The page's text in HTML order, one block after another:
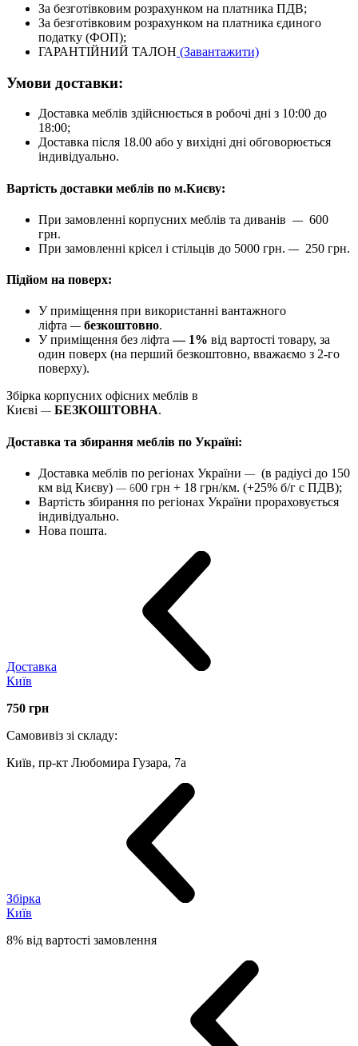
За безготівковим розрахунком на платника ПДВ;
За безготівковим розрахунком на платника єдиного
податку (ФОП);
ГАРАНТІЙНИЙ ТАЛОН (Завантажити)
Умови доставки:
Доставка меблів здійснюється в робочі дні з 10:00 до
18:00;
Доставка після 18.00 або у вихідні дні обговорюється
індивідуально.
Вартість доставки меблів по м.Києву:
При замовленні корпусних меблів та диванів — 600
грн.
При замовленні крісел і стільців до 5000 грн. — 250 грн.
Підйом на поверх:
У приміщення при використанні вантажного
ліфта — безкоштовно.
У приміщення без ліфта— 1% від вартості товару, за
один поверх (на перший безкоштовно, вважаємо з 2-го
поверху).
Збірка корпусних офісних меблів в
Києві — БЕЗКОШТОВНА.
Доставка та збирання меблів по Україні:
Доставка меблів по регіонах України — (в радіусі до 150
км від Києву) — 600 грн + 18 грн/км. (+25% б/г с ПДВ);
Вартість збирання по регіонах України прораховується
індивідуально.
Нова пошта.
Доставка
Київ
750 грн
Самовивіз зі складу:
Київ, пр-кт Любомира Гузара, 7а
Збірка
Київ
8% від вартості замовлення